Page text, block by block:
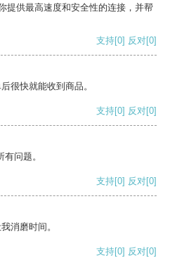
提供最高速度和安全性的连接，并帮
支持[0] 反对[0]
很快就能收到商品。
支持[0] 反对[0]
问题。
支持[0] 反对[0]
消磨时间。
支持[0] 反对[0]